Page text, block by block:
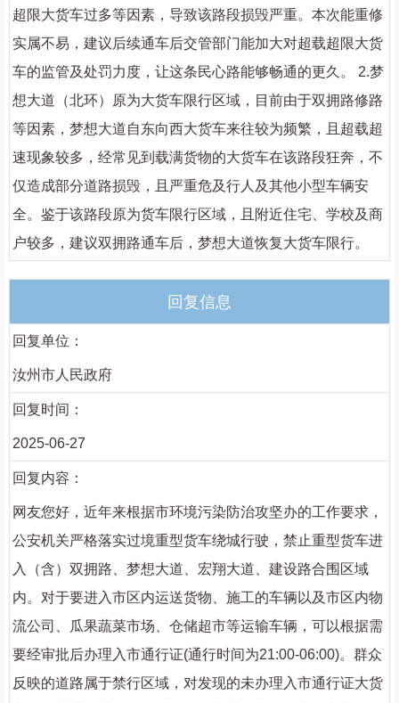
超限大货车过多等因素，导致该路段损毁严重。本次能重修
实属不易，建议后续通车后交管部门能加大对超载超限大货
车的监管及处罚力度，让这条民心路能够畅通的更久。 2.梦
想大道（北环）原为大货车限行区域，目前由于双拥路修路
等因素，梦想大道自东向西大货车来往较为频繁，且超载超
速现象较多，经常见到载满货物的大货车在该路段狂奔，不
仅造成部分道路损毁，且严重危及行人及其他小型车辆安
全。鉴于该路段原为货车限行区域，且附近住宅、学校及商
户较多，建议双拥路通车后，梦想大道恢复大货车限行。
回复信息
回复单位：
汝州市人民政府
回复时间：
2025-06-27
回复内容：
网友您好，近年来根据市环境污染防治攻坚办的工作要求，
公安机关严格落实过境重型货车绕城行驶，禁止重型货车进
入（含）双拥路、梦想大道、宏翔大道、建设路合围区域
内。对于要进入市区内运送货物、施工的车辆以及市区内物
流公司、瓜果蔬菜市场、仓储超市等运输车辆，可以根据需
要经审批后办理入市通行证(通行时间为21:00-06:00)。群众
反映的道路属于禁行区域，对发现的未办理入市通行证大货